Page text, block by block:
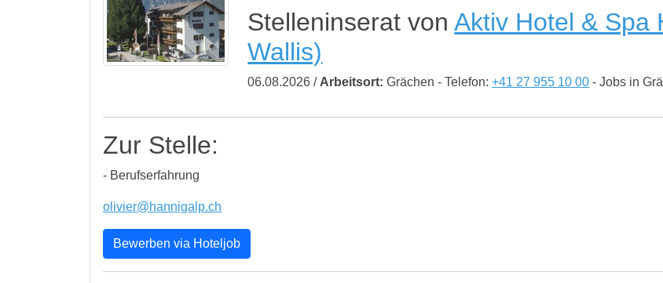
Stelleninserat vonAktiv Hotel & Spa
Wallis)
06.08.2026 / Arbeitsort: Grächen - Telefon:+41 27 955 10 00 - Jobs in
Zur Stelle:
- Berufserfahrung
olivier@hannigalp.ch
Bewerben via Hoteljob